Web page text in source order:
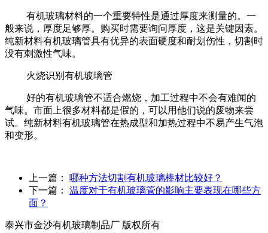
有机玻璃材料的一个重要特性是通过厚度来测量的。一
般来说，厚度足够厚。购买时需要询问厚度，这是关键因素。
纯新材料有机玻璃管具有优异的表面硬度和耐划伤性，切割时
没有刺激性气味。
火烧识别有机玻璃管
好的有机玻璃管不适合燃烧，加工过程中不会有难闻的
气味。市面上很多材料都是假的，可以用他们说的废物来尝
试。纯新材料有机玻璃管在热成型和加热过程中不易产生气泡
和变形。
上一篇：
哪种方法切割有机玻璃棒材比较好？
下一篇：
温度对于有机玻璃管的影响主要表现在哪些方
面？
泰兴市金沙有机玻璃制品厂 版权所有